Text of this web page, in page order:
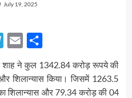
July 19, 2025
Telegram
EmailShare
शाह ने कुल 1342.84 करोड़ रूपये की
शिलान्यास किया। जिसमें 1263.5
शिलान्यास और 79.34 करोड़ की 04